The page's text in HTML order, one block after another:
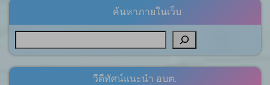
ค้นหาภายในเว็บ
วีดีทัศน์แนะนำ อบต.